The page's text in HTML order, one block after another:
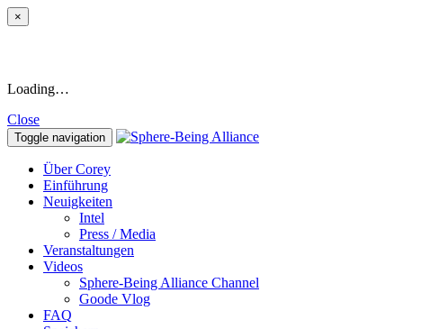
×
Loading…
Close
Toggle navigation
Über Corey
Einführung
Neuigkeiten
Intel
Press / Media
Veranstaltungen
Videos
Sphere-Being Alliance Channel
Goode Vlog
FAQ